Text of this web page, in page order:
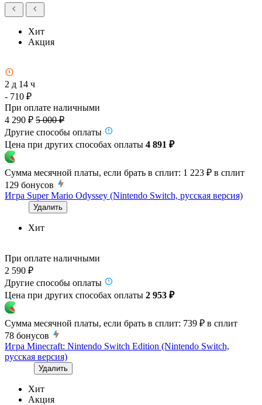
Хит
Акция
2 д 14 ч
- 710 ₽
При оплате наличными
4 290 ₽ 5 000 ₽
Другие способы оплаты
Цена при других способах оплаты 4 891 ₽
Сумма месячной платы, если брать в сплит: 1 223 ₽ в сплит
129 бонусов
Игра Super Mario Odyssey (Nintendo Switch, русская версия)
Удалить
Хит
При оплате наличными
2 590 ₽
Другие способы оплаты
Цена при других способах оплаты 2 953 ₽
Сумма месячной платы, если брать в сплит: 739 ₽ в сплит
78 бонусов
Игра Minecraft: Nintendo Switch Edition (Nintendo Switch,
русская версия)
Удалить
Хит
Акция